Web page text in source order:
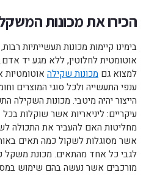
הכירו את מכונות
בימינו קיימות מכונות תעשייתיות
אוטומטית לחלוטין, ללא מגע יד אדם.
למצוא גם מכונות שקילה
ענפי התעשייה ולכל סוגי המוצרים
עיקריים: ליניאריות אשר שוקלות
מחליטות האם להעביר את התכולה
אשר מסוגלות לשקול כמה תאים
לגבי כל אחד מהתאים. מכונת משקל
מורכבים אשר נעשה בהם שימוש